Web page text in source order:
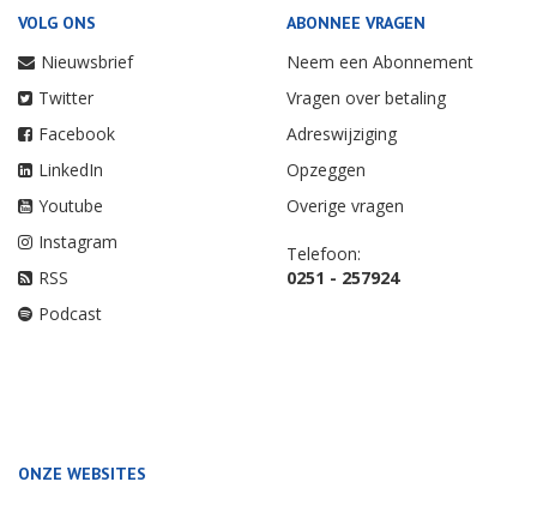
VOLG ONS
Nieuwsbrief
Twitter
Facebook
LinkedIn
Youtube
Instagram
RSS
Podcast
ABONNEE VRAGEN
Neem een Abonnement
Vragen over betaling
Adreswijziging
Opzeggen
Overige vragen
Telefoon:
0251 - 257924
ONZE WEBSITES